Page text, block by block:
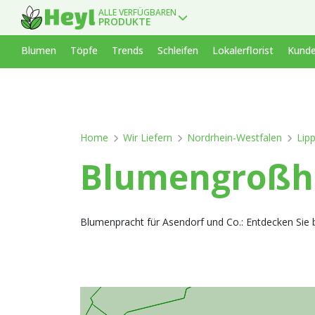
ALLE VERFÜGBAREN
PRODUKTE
Blumen Töpfe Trends Schleifen Lokalerflorist
Home Wir Liefern Nordrhein-Westfalen
Blumenpracht für Asendorf und Co.: Entdecken